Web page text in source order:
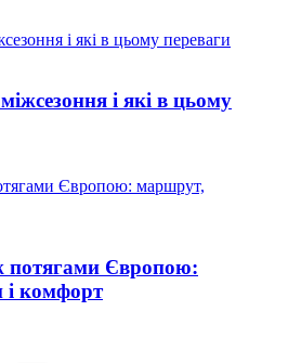
і які в цьому
потягами Європою:
і комфорт